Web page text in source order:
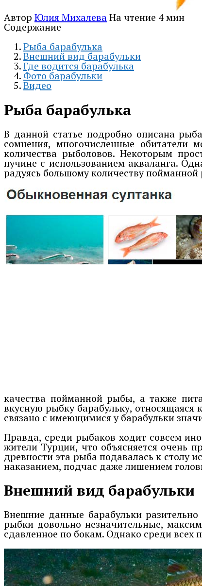
Автор Юлия МихалеваНа чтение 4 мин
Содержание
Рыба барабулька
Внешний вид барабульки
Где водится барабулька
Фото барабульки
Видео
Рыба барабулька
В данной статье подробно описана
сомнения, многочисленные обитатели
количества рыболовов. Некоторым
пучине с использованием акваланга.
радуясь большому количеству
качества пойманной рыбы, а также
вкусную рыбку барабульку, относящаяся
связано с имеющимися у барабульки
Правда, среди рыбаков ходит совсем
жители Турции, что объясняется очень
древности эта рыба подавалась к столу
наказанием, подчас даже лишением
Внешний вид барабульки
Внешние данные барабульки
рыбки довольно незначительные,
сдавленное по бокам. Однако среди всех